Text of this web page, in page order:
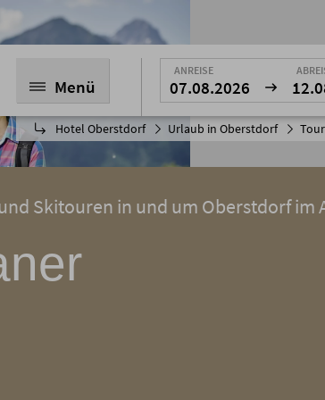
Menü
Hotel Oberstdorf Urlaub in Oberstdorf
ANREISE
07.08.2026
Skitouren in und um Oberstdorf im